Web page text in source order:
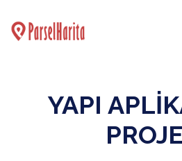
YAPI